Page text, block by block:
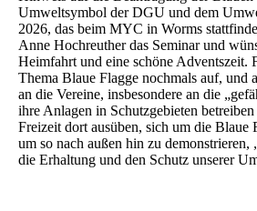
Umweltsymbol der DGU und dem
2026, das beim MYC in Worms
Anne Hochreuther das Seminar und
Heimfahrt und eine schöne Adventszeit.
Thema Blaue Flagge nochmals auf, und
an die Vereine, insbesondere an die
ihre Anlagen in Schutzgebieten
Freizeit dort ausüben, sich um die Blaue
um so nach außen hin zu
die Erhaltung und den Schutz unserer